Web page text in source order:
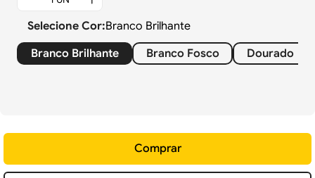
Selecione Cor:Branco Brilhante
Branco Brilhante
Branco Fosco Dourado
Comprar